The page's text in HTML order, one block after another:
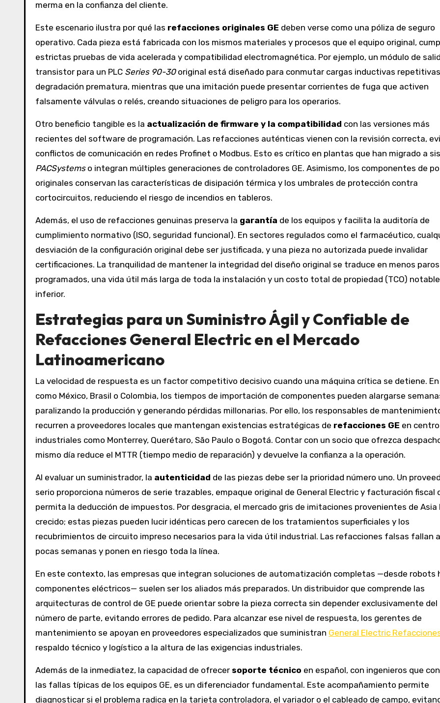
merma en la confianza del cliente.
Este escenario ilustra por qué las refacciones originales GE deben verse como una póliza de seguro
operativo. Cada pieza está fabricada con los mismos materiales y procesos que el equipo original,
estrictas pruebas de vida acelerada y compatibilidad electromagnética. Por ejemplo, un módulo de
transistor para un PLC Series 90-30original está diseñado para conmutar cargas inductivas
degradación prematura, mientras que una imitación puede presentar corrientes de fuga que activen
falsamente válvulas o relés, creando situaciones de peligro para los operarios.
Otro beneficio tangible es la actualización de firmware y la compatibilidad con las versiones más
recientes del software de programación. Las refacciones auténticas vienen con la revisión correcta,
conflictos de comunicación en redes Profinet o Modbus. Esto es crítico en plantas que han migrado a
PACSystemso integran múltiples generaciones de controladores GE. Asimismo, los componentes de
originales conservan las características de disipación térmica y los umbrales de protección contra
cortocircuitos, reduciendo el riesgo de incendios en tableros.
Además, el uso de refacciones genuinas preserva la garantía de los equipos y facilita la auditoría de
cumplimiento normativo (ISO, seguridad funcional). En sectores regulados como el farmacéutico,
desviación de la configuración original debe ser justificada, y una pieza no autorizada puede invalidar
certificaciones. La tranquilidad de mantener la integridad del diseño original se traduce en menos
programados, una vida útil más larga de toda la instalación y un costo total de propiedad (TCO)
inferior.
Estrategias para un Suministro Ágil y Confiable de
Refacciones General Electric en el Mercado
Latinoamericano
La velocidad de respuesta es un factor competitivo decisivo cuando una máquina crítica se detiene.
como México, Brasil o Colombia, los tiempos de importación de componentes pueden alargarse
paralizando la producción y generando pérdidas millonarias. Por ello, los responsables de
recurren a proveedores locales que mantengan existencias estratégicas de refacciones GE en
industriales como Monterrey, Querétaro, São Paulo o Bogotá. Contar con un socio que ofrezca
mismo día reduce el MTTR (tiempo medio de reparación) y devuelve la confianza a la operación.
Al evaluar un suministrador, la autenticidad de las piezas debe ser la prioridad número uno. Un
serio proporciona números de serie trazables, empaque original de General Electric y facturación fiscal
permita la deducción de impuestos. Por desgracia, el mercado gris de imitaciones provenientes de Asia
crecido; estas piezas pueden lucir idénticas pero carecen de los tratamientos superficiales y los
recubrimientos de circuito impreso necesarios para la vida útil industrial. Las refacciones falsas fallan
pocas semanas y ponen en riesgo toda la línea.
En este contexto, las empresas que integran soluciones de automatización completas —desde robots
componentes eléctricos— suelen ser los aliados más preparados. Un distribuidor que comprende las
arquitecturas de control de GE puede orientar sobre la pieza correcta sin depender exclusivamente del
número de parte, evitando errores de pedido. Para alcanzar ese nivel de respuesta, los gerentes de
mantenimiento se apoyan en proveedores especializados que suministran General Electric
respaldo técnico y logístico a la altura de las exigencias industriales.
Además de la inmediatez, la capacidad de ofrecer soporte técnico en español, con ingenieros que
las fallas típicas de los equipos GE, es un diferenciador fundamental. Este acompañamiento permite
diagnosticar si el problema radica en la tarjeta controladora, el variador o el cableado de campo,